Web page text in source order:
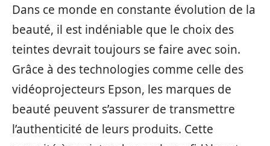
Dans ce monde en constante évolution de la
beauté, il est indéniable que le choix des
teintes devrait toujours se faire avec soin.
Grâce à des technologies comme celle des
vidéoprojecteurs Epson, les marques de
beauté peuvent s’assurer de transmettre
l’authenticité de leurs produits. Cette